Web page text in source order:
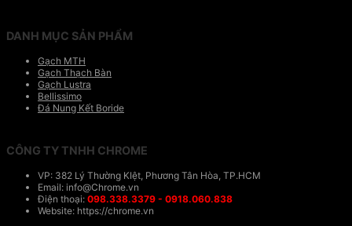
DANH MỤC SẢN PHẨM
Gạch MTH
Gạch Thạch Bàn
Gạch Lustra
Bellissimo
Đá Nung Kết Boride
CÔNG TY TNHH CHROME
VP: 382 Lý Thường KIệt, Phương Tân Hòa, TP.HCM
Email: info@Chrome.vn
Điện thoại: 098.338.3379 - 0918.060.838
Website: https://chrome.vn